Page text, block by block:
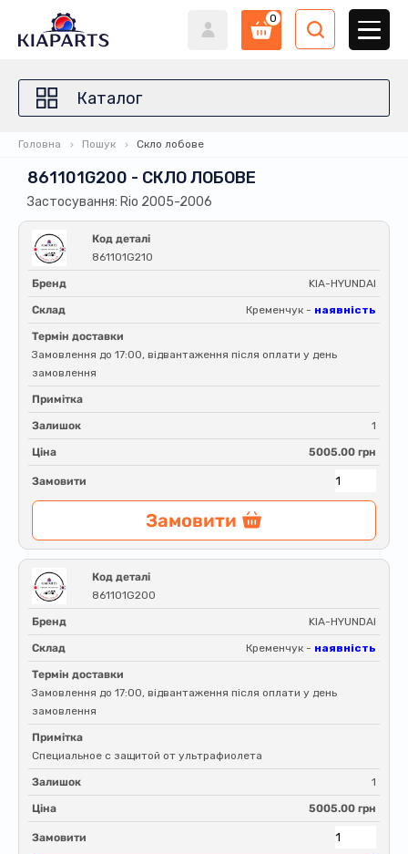
0
Каталог
Головна Пошук Скло лобове
861101G200 - СКЛО ЛОБОВЕ
Застосування: Rio 2005-2006
Код деталі
861101G210
Бренд KIA-HYUNDAI
Склад Кременчук - наявність
Термін доставки
Замовлення до 17:00, відвантаження після оплати у день
замовлення
Примітка
Залишок 1
Ціна 5005.00 грн
Замовити
Замовити
Код деталі
861101G200
Бренд KIA-HYUNDAI
Склад Кременчук - наявність
Термін доставки
Замовлення до 17:00, відвантаження після оплати у день
замовлення
Примітка
Специальное с защитой от ультрафиолета
Залишок 1
Ціна 5005.00 грн
Замовити